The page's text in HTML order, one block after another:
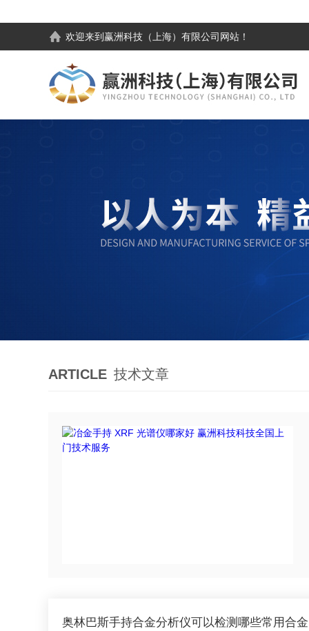
欢迎来到 赢洲科技（上海）有限公司 网站！
ARTICLE 技术文章
奥林巴斯手持合金分析仪可以检测哪些常用合金